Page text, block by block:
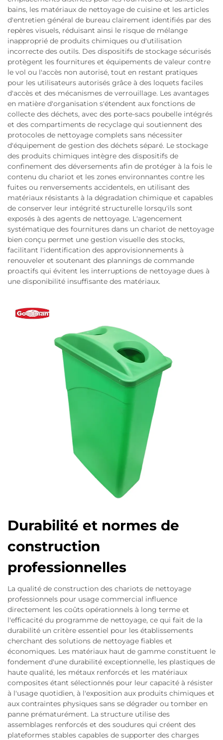
bains, les matériaux de nettoyage de cuisine et les articles
d'entretien général de bureau clairement identifiés par des
repères visuels, réduisant ainsi le risque de mélange
inapproprié de produits chimiques ou d'utilisation
incorrecte des outils. Des dispositifs de stockage sécurisés
protègent les fournitures et équipements de valeur contre
le vol ou l'accès non autorisé, tout en restant pratiques
pour les utilisateurs autorisés grâce à des loquets faciles
d'accès et des mécanismes de verrouillage. Les avantages
en matière d'organisation s'étendent aux fonctions de
collecte des déchets, avec des porte-sacs poubelle intégrés
et des compartiments de recyclage qui soutiennent des
protocoles de nettoyage complets sans nécessiter
d'équipement de gestion des déchets séparé. Le stockage
des produits chimiques intègre des dispositifs de
confinement des déversements afin de protéger à la fois le
contenu du chariot et les zones environnantes contre les
fuites ou renversements accidentels, en utilisant des
matériaux résistants à la dégradation chimique et capables
de conserver leur intégrité structurelle lorsqu'ils sont
exposés à des agents de nettoyage. L'agencement
systématique des fournitures dans un chariot de nettoyage
bien conçu permet une gestion visuelle des stocks,
facilitant l'identification des approvisionnements à
renouveler et soutenant des plannings de commande
proactifs qui évitent les interruptions de nettoyage dues à
une disponibilité insuffisante des matériaux.
Durabilité et normes de
construction
professionnelles
La qualité de construction des chariots de nettoyage
professionnels pour usage commercial influence
directement les coûts opérationnels à long terme et
l'efficacité du programme de nettoyage, ce qui fait de la
durabilité un critère essentiel pour les établissements
cherchant des solutions de nettoyage fiables et
économiques. Les matériaux haut de gamme constituent le
fondement d'une durabilité exceptionnelle, les plastiques de
haute qualité, les métaux renforcés et les matériaux
composites étant sélectionnés pour leur capacité à résister
à l'usage quotidien, à l'exposition aux produits chimiques et
aux contraintes physiques sans se dégrader ou tomber en
panne prématurément. La structure utilise des
assemblages renforcés et des soudures qui créent des
plateformes stables capables de supporter des charges